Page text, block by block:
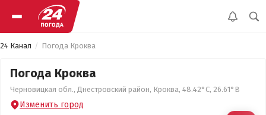
24 Канал Погода Кроква
Погода Кроква
Черновицкая обл., Днестровский район, Кроква, 48.42°С, 26.61°В
Изменить город